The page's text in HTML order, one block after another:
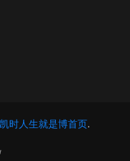
时人生就是博首页.